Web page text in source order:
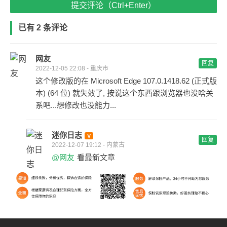
提交评论（Ctrl+Enter）
已有 2 条评论
网友
2022-12-05 22:08 - 重庆市
回复
这个修改版的在 Microsoft Edge 107.0.1418.62 (正式版
本) (64 位) 就失效了, 按说这个东西跟浏览器也没啥关
系吧...想修改也没能力...
迷你日志
2022-12-07 19:12 - 内蒙古
回复
@网友 看最新文章